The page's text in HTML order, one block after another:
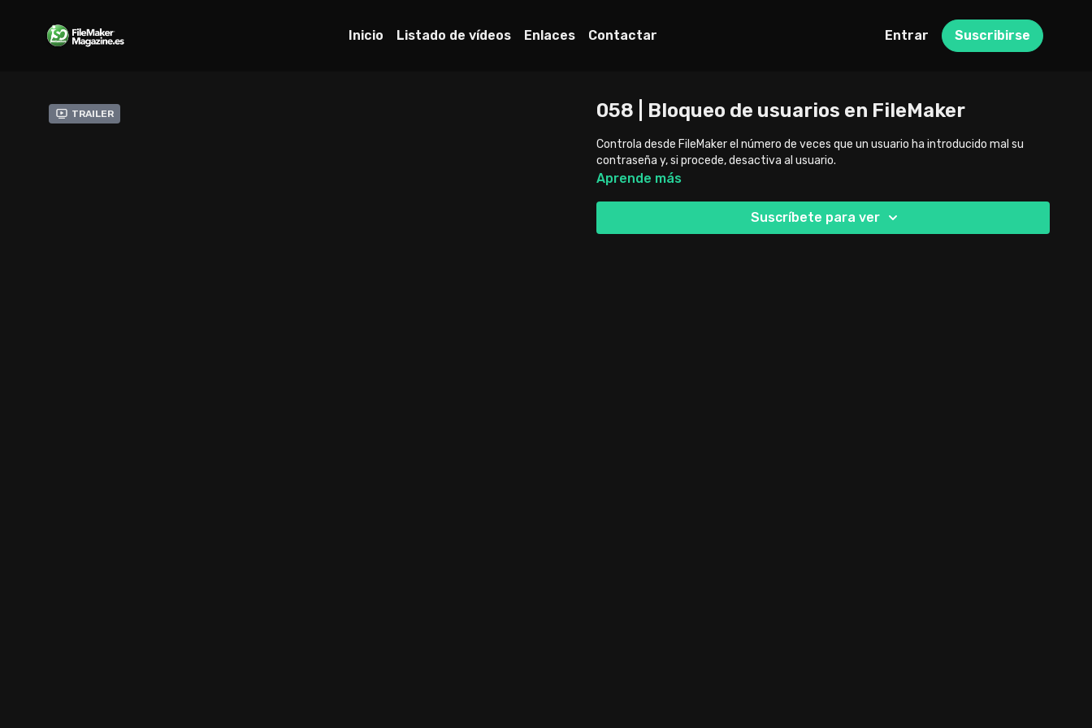
Inicio Listado de vídeos Enlaces Contactar Entrar Suscribirse
Trailer 058 | Bloqueo de usuarios en FileMaker
Controla desde FileMaker el número de veces que un usuario ha introducido mal su
contraseña y, si procede, desactiva al usuario.
Aprende más
Suscríbete para ver